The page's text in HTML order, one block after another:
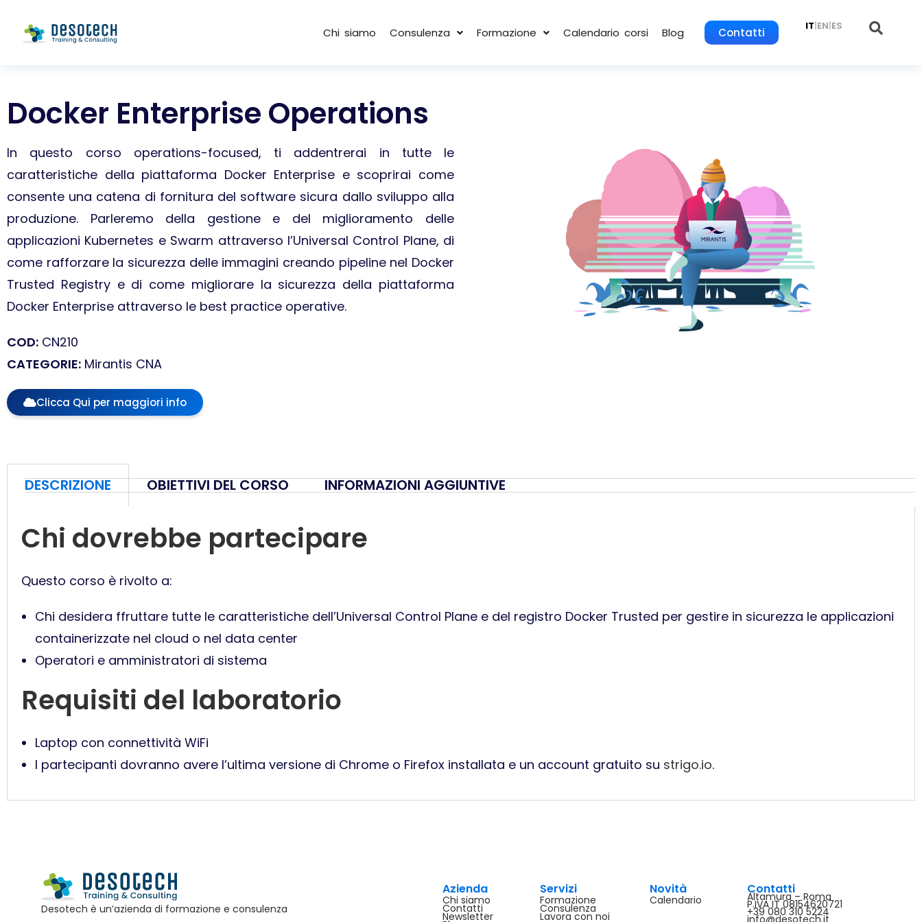
Chi siamo Consulenza Formazione Calendario corsi Blog Contatti IT|EN|ES
Docker Enterprise Operations
In questo corso operations-focused, ti addentrerai in tutte le
caratteristiche della piattaforma Docker Enterprise e scoprirai come
consente una catena di fornitura del software sicura dallo sviluppo alla
produzione. Parleremo della gestione e del miglioramento delle
applicazioni Kubernetes e Swarm attraverso l’Universal Control Plane, di
come rafforzare la sicurezza delle immagini creando pipeline nel Docker
Trusted Registry e di come migliorare la sicurezza della piattaforma
Docker Enterprise attraverso le best practice operative.
COD: CN210
CATEGORIE: Mirantis CNA
Clicca Qui per maggiori info
DESCRIZIONE OBIETTIVI DEL CORSO INFORMAZIONI AGGIUNTIVE
Chi dovrebbe partecipare
Questo corso è rivolto a:
Chi desidera ffruttare tutte le caratteristiche dell’Universal Control Plane e del registro Docker Trusted per gestire in sicurezza le applicazioni
containerizzate nel cloud o nel data center
Operatori e amministratori di sistema
Requisiti del laboratorio
Laptop con connettività WiFi
I partecipanti dovranno avere l’ultima versione di Chrome o Firefox installata e un account gratuito su strigo.io.
Desotech è un’azienda di formazione e consulenza
Azienda
Chi siamo
Contatti
Newsletter
Servizi
Formazione
Consulenza
Lavora con noi
Novità
Calendario
Contatti
Altamura – Roma
P.IVA IT 08154620721
+39 080 310 5224